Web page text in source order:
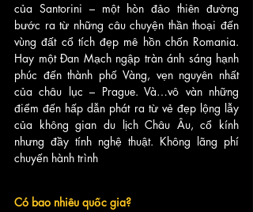
của Santorini – một hòn đảo thiên đường
bước ra từ những câu chuyện thần thoại đến
vùng đất cổ tích đẹp mê hồn chốn Romania.
Hay một Đan Mạch ngập tràn ánh sáng hạnh
phúc đến thành phố Vàng, vẹn nguyên nhất
của châu lục – Prague. Và…vô vàn những
điểm đến hấp dẫn phát ra từ vẻ đẹp lộng lẫy
của không gian du lịch Châu Âu, cổ kính
nhưng đầy tính nghệ thuật. Không lãng phí
chuyến hành trình
Có bao nhiêu quốc gia?